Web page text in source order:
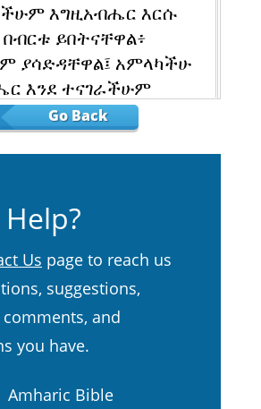
እግዚአብሔር እርሱ
ይበትናቸዋል፥
ያሳድዳቸዋል፤ አምላካችሁ
እንደ ተናገራችሁም
ትወርሳላችሁ።
አትበሉ።
መካከል ወደ ቀሩት ወደ እነዚህ
የአማልክቶቻቸውንም
አትማሉባቸውም፥
አትስገዱላቸውም፤
ድረስ እንዳደረጋችሁት ወደ
ወደ እግዚአብሔር ተጠጉ
Go Back
Us page to reach us
suggestions,
and
you have.
Amharic Bible